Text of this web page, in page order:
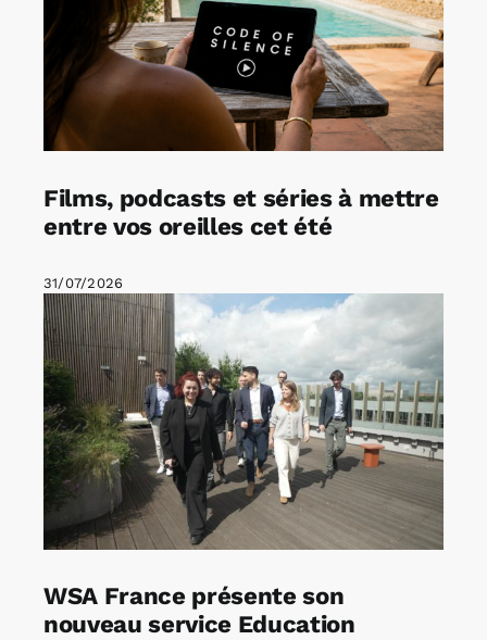
Films, podcasts et séries à mettre
entre vos oreilles cet été
31/07/2026
WSA France présente son
nouveau service Education